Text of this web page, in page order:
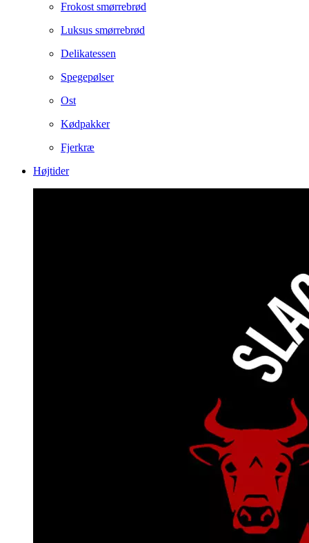
Frokost smørrebrød
Luksus smørrebrød
Delikatessen
Spegepølser
Ost
Kødpakker
Fjerkræ
Højtider